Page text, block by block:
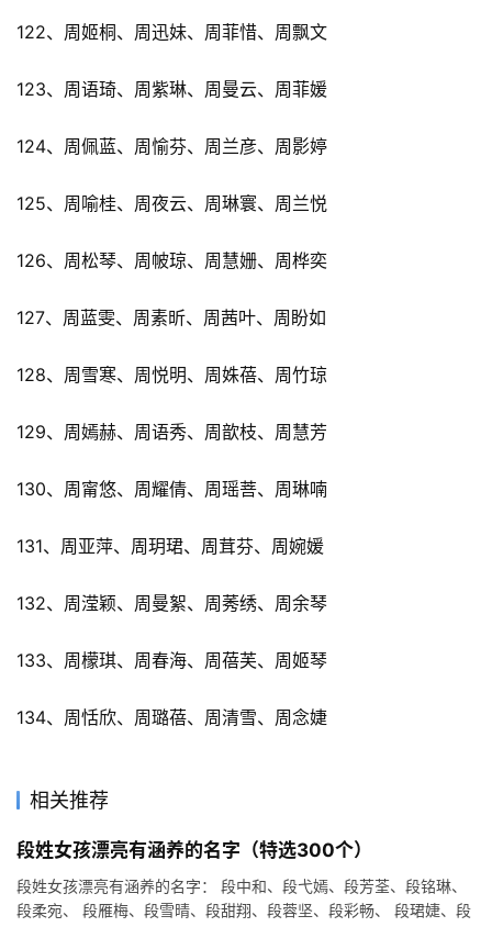
122、周姬桐、周迅妹、周菲惜、周飘文
123、周语琦、周紫琳、周曼云、周菲媛
124、周佩蓝、周愉芬、周兰彦、周影婷
125、周喻桂、周夜云、周琳寰、周兰悦
126、周松琴、周帔琼、周慧姗、周桦奕
127、周蓝雯、周素昕、周茜叶、周盼如
128、周雪寒、周悦明、周姝蓓、周竹琼
129、周嫣赫、周语秀、周歆枝、周慧芳
130、周甯悠、周耀倩、周瑶菩、周琳喃
131、周亚萍、周玥珺、周茸芬、周婉媛
132、周滢颖、周曼絮、周莠绣、周余琴
133、周檬琪、周春海、周蓓芙、周姬琴
134、周恬欣、周璐蓓、周清雪、周念婕
相关推荐
段姓女孩漂亮有涵养的名字（特选300个）
段姓女孩漂亮有涵养的名字： 段中和、段弋嫣、段芳荃、段铭琳、
段柔宛、 段雁梅、段雪晴、段甜翔、段蓉坚、段彩畅、 段珺婕、段